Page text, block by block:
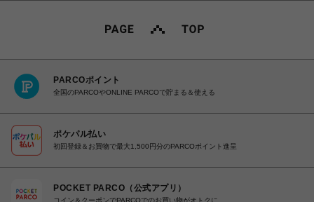
PARCOポイント
全国のPARCOやONLINE PARCOで貯まる＆使える
ポケパル払い
初回登録＆お買物で最大1,500円分のPARCOポイント進呈
POCKET PARCO（公式アプリ）